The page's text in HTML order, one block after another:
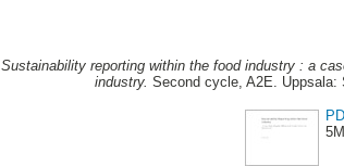
Sustainability reporting within the food industry : a
industry. Second cycle, A2E. Uppsala: